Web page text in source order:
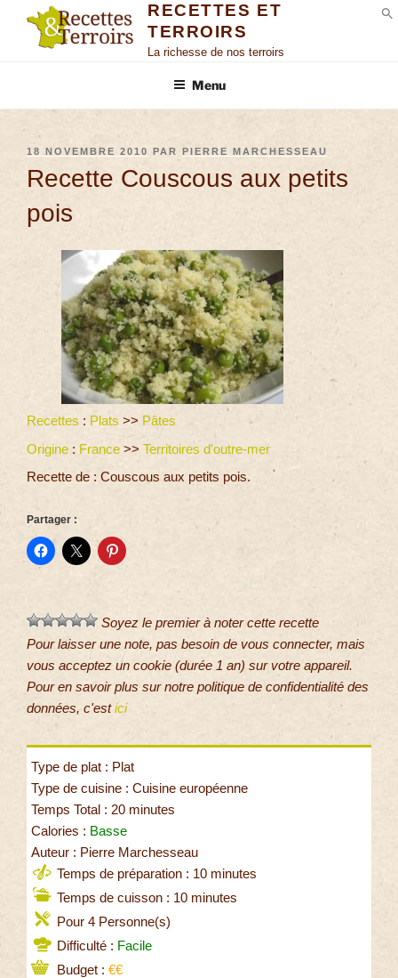
RECETTES ET
TERROIRS
La richesse de nos terroirs
Menu
18 NOVEMBRE 2010 PAR PIERRE MARCHESSEAU
Recette Couscous aux petits
pois
Recettes : Plats >> Pâtes
Origine : France >> Territoires d'outre-mer
Recette de : Couscous aux petits pois.
Partager :
Soyez le premier à noter cette recette
Pour laisser une note, pas besoin de vous connecter, mais
vous acceptez un cookie (durée 1 an) sur votre appareil.
Pour en savoir plus sur notre politique de confidentialité des
données, c'estici
Type de plat : Plat
Type de cuisine : Cuisine européenne
Temps Total : 20 minutes
Calories : Basse
Auteur : Pierre Marchesseau
Temps de préparation : 10 minutes
Temps de cuisson : 10 minutes
Pour 4 Personne(s)
Difficulté : Facile
Budget : €€